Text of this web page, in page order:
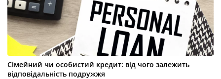
Сімейний чи особистий кредит: від чого залежить
відповідальність подружжя